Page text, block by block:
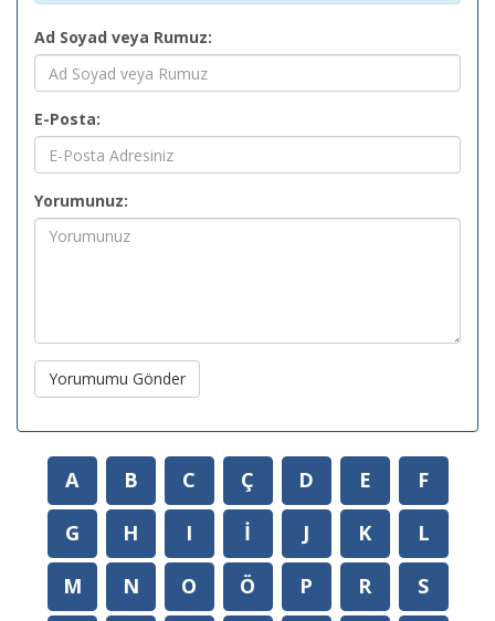
Ad Soyad veya Rumuz:
E-Posta:
Yorumunuz:
Yorumumu Gönder
A B C Ç D E
F
G
H I İ J K
L
M
N O Ö P R S